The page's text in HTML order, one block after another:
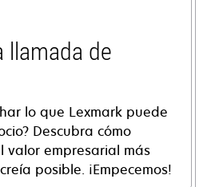
llamada de
lo que Lexmark puede
Descubra cómo
valor empresarial más
posible. ¡Empecemos!